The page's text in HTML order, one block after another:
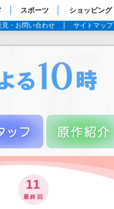
スポーツ ショッピング
見・お問い合わせ サイトマップ
11
最終回